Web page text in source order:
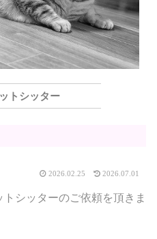
トシッター
2026.02.25 2026.07.01
シッターのご依頼を頂きま